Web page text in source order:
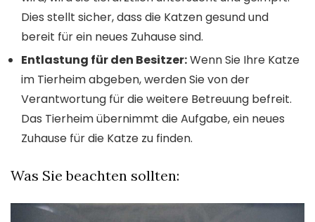
Dies stellt sicher, dass die Katzen gesund und
bereit für ein neues Zuhause sind.
Entlastung für den Besitzer:Wenn Sie Ihre Katze
im Tierheim abgeben, werden Sie von der
Verantwortung für die weitere Betreuung befreit.
Das Tierheim übernimmt die Aufgabe, ein neues
Zuhause für die Katze zu finden.
Was Sie beachten sollten: